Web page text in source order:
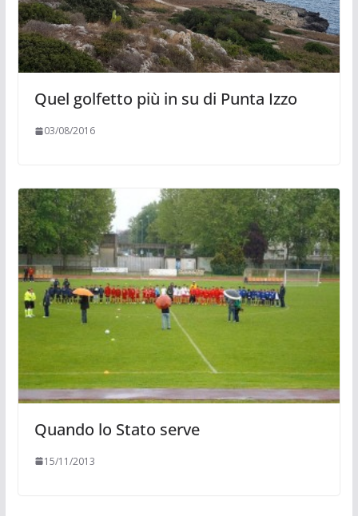
Quel golfetto più in su di Punta Izzo
03/08/2016
Quando lo Stato serve
15/11/2013